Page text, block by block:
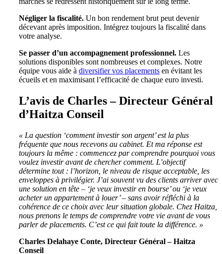
Négliger la fiscalité. Un bon rendement brut peut devenir
décevant après imposition. Intégrez toujours la fiscalité dans
votre analyse.
Se passer d’un accompagnement professionnel. Les
solutions disponibles sont nombreuses et complexes. Notre
équipe vous aide à diversifier vos placements en évitant les
écueils et en maximisant l’efficacité de chaque euro investi.
L’avis de Charles – Directeur Général
d’Haitza Conseil
« La question ‘comment investir son argent’ est la plus
fréquente que nous recevons au cabinet. Et ma réponse est
toujours la même : commencez par comprendre pourquoi vous
voulez investir avant de chercher comment. L’objectif
détermine tout : l’horizon, le niveau de risque acceptable, les
enveloppes à privilégier. J’ai souvent vu des clients arriver avec
une solution en tête – ‘je veux investir en bourse’ ou ‘je veux
acheter un appartement à louer’ – sans avoir réfléchi à la
cohérence de ce choix avec leur situation globale. Chez Haitza,
nous prenons le temps de comprendre votre vie avant de vous
parler de placements. C’est ce qui fait toute la différence. »
Charles Delahaye Conte, Directeur Général – Haitza
Conseil